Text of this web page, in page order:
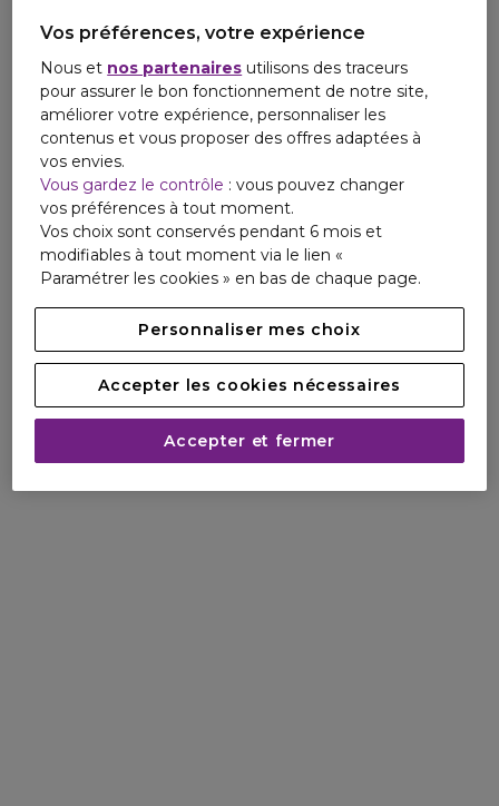
dans un emballage en papier recyclé et recyclable sans
cellophane.
Produit fabriqué en France.
Vos préférences, votre expérience
Nous et nos partenaires utilisons des traceurs
pour assurer le bon fonctionnement de notre site,
améliorer votre expérience, personnaliser les
contenus et vous proposer des offres adaptées à
vos envies.
Vous gardez le contrôle : vous pouvez changer
vos préférences à tout moment.
Vos choix sont conservés pendant 6 mois et
modifiables à tout moment via le lien «
Paramétrer les cookies » en bas de chaque page.
Personnaliser mes choix
Accepter les cookies nécessaires
Accepter et fermer